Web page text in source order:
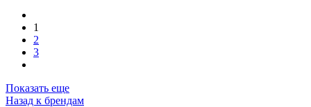
1
2
3
Показать еще
Назад к брендам